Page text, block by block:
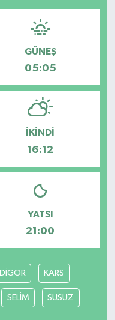
GÜNEŞ
05:05
İKINDI
16:12
YATSI
21:00
DİGOR KARS
SELİM SUSUZ